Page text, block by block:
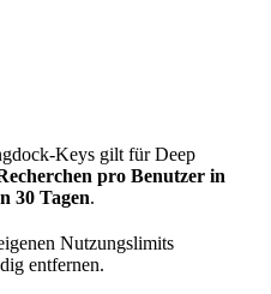
Keys gilt für Deep
pro Benutzer in
30 Tagen.
Nutzungslimits
entfernen.